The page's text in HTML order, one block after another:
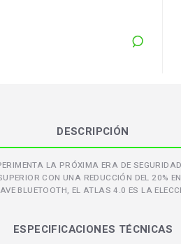
DESCRIPCIÓN
LA PRÓXIMA ERA DE
CON UNA REDUCCIÓN DEL
BLUETOOTH, EL ATLAS 4.0 ES LA
ESPECIFICACIONES TÉCNICAS